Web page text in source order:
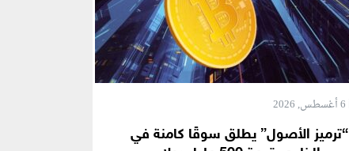
6 أغسطس, 2026
“ترميز الأصول” يطلق سوقًا كامنة في